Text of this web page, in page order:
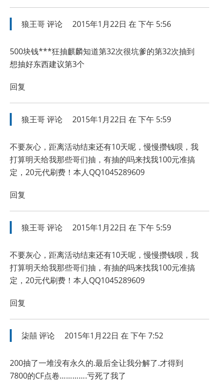
狼王哥评论 2015年1月22日 在 下午 5:56
500块钱***狂抽麒麟知道第32次很坑爹的第32次抽到
想抽好东西建议第3个
回复
狼王哥评论 2015年1月22日 在 下午 5:59
不要灰心，距离活动结束还有10天呢，慢慢攒钱呗，我
打算明天给我那些哥们抽，有抽的吗来找我100元准搞
定，20元代刷费！本人QQ1045289609
回复
狼王哥评论 2015年1月22日 在 下午 5:59
不要灰心，距离活动结束还有10天呢，慢慢攒钱呗，我
打算明天给我那些哥们抽，有抽的吗来找我100元准搞
定，20元代刷费！本人QQ1045289609
回复
柒囍评论 2015年1月22日 在 下午 7:52
200抽了一堆没有永久的.最后全让我分解了.才得到
7800的CF点卷………….亏死了我了